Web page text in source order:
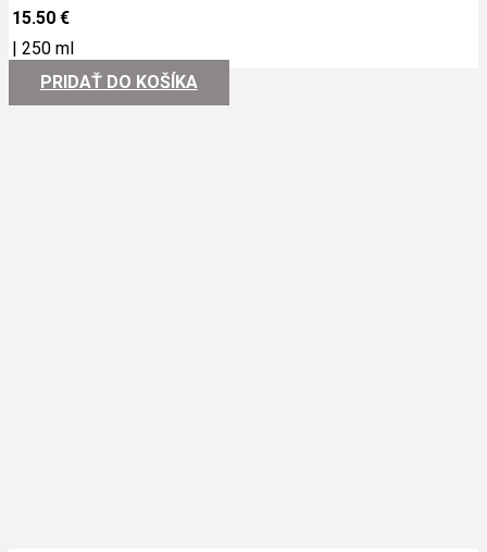
15.50€
|250 ml
PRIDAŤ DO KOŠÍKA